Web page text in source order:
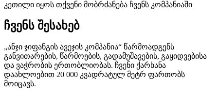
კეთილი იყოს თქვენი მობრძანება ჩვენს კომპანიაში
ჩვენს შესახებ
„ანჯი ჯიფანგის ავეჯის კომპანია“ წარმოადგენს
განვითარების, წარმოების, გადამუშავების, გაყიდვებისა
და ვაჭრობის ერთობლიობას. ჩვენი ქარხანა
დაახლოებით 20 000 კვადრატულ მეტრ ფართობს
მოიცავს.